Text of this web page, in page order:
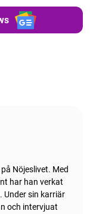
Nöjeslivet. Med
har han verkat
Under sin karriär
och intervjuat